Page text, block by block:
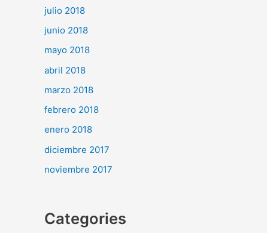
julio 2018
junio 2018
mayo 2018
abril 2018
marzo 2018
febrero 2018
enero 2018
diciembre 2017
noviembre 2017
Categories